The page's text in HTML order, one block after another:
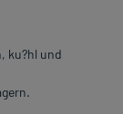
ku?hl und